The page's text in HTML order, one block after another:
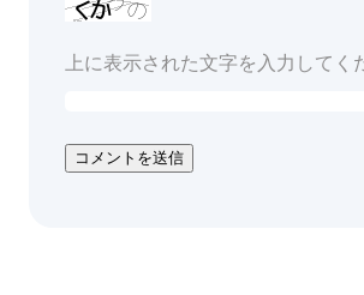
上に表示された文字を入力してく